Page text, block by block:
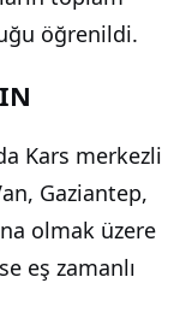
öğrenildi.
Kars merkezli
Gaziantep,
olmak üzere
eş zamanlı